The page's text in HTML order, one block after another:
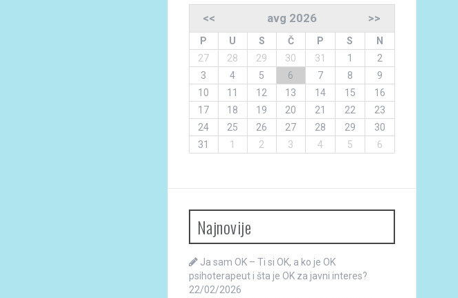
<< avg 2026 >>
P U S Č P S
N
27
28 29 30 31 1
2
3
4 5 6 7 8
9
10
11 12 13 14 15
16
17
18 19 20 21 22
23
24
25 26 27 28 29
30
31
1 2 3 4 5 6
Najnovije
Ja sam OK – Ti si OK, a ko je OK
psihoterapeut i šta je OK za javni interes?
22/02/2026